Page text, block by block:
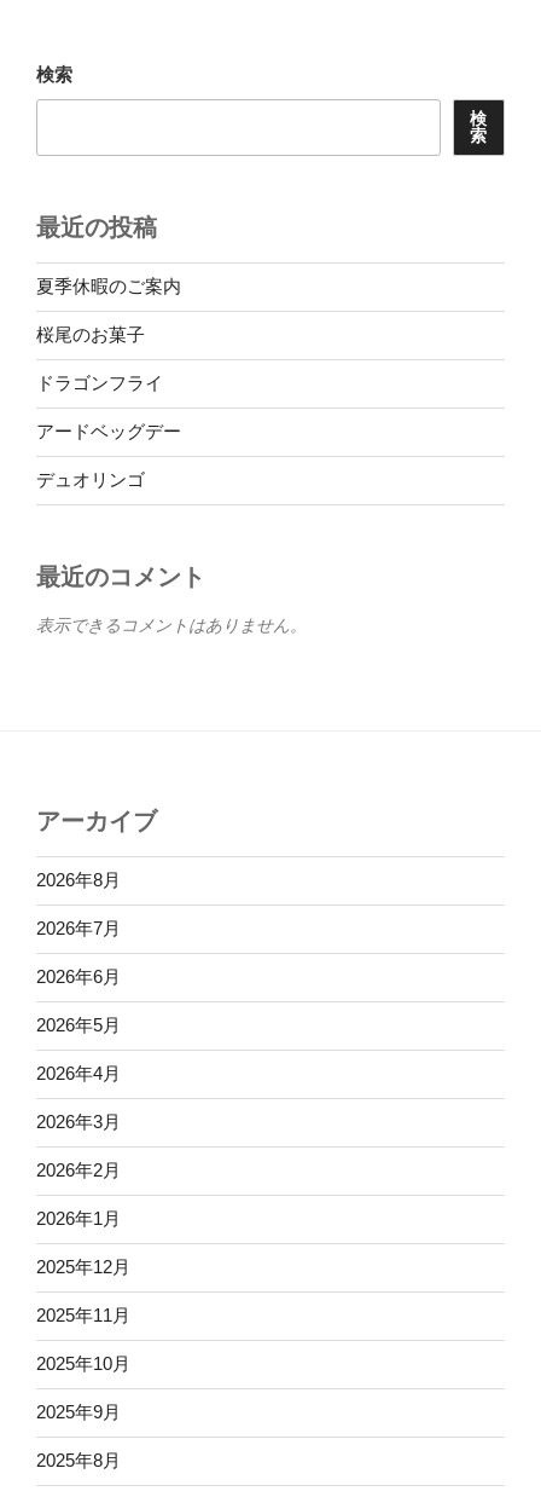
ン
検索
検
索
最近の投稿
夏季休暇のご案内
桜尾のお菓子
ドラゴンフライ
アードベッグデー
デュオリンゴ
最近のコメント
表示できるコメントはありません。
アーカイブ
2026年8月
2026年7月
2026年6月
2026年5月
2026年4月
2026年3月
2026年2月
2026年1月
2025年12月
2025年11月
2025年10月
2025年9月
2025年8月